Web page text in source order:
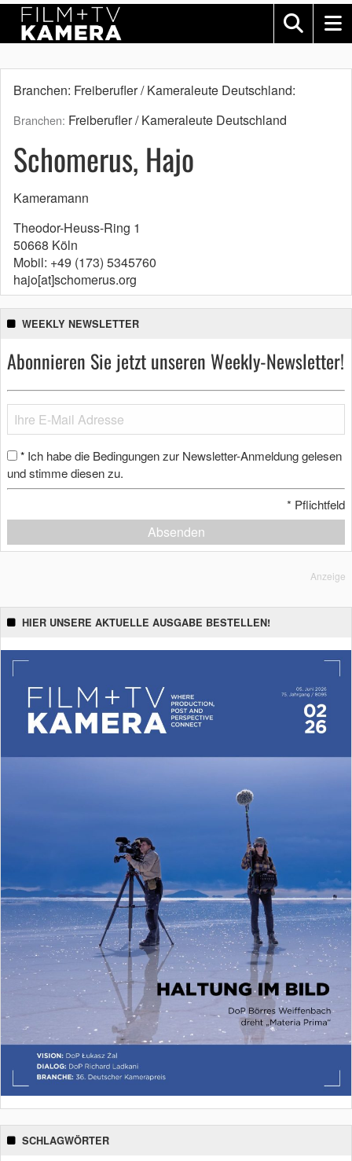
Branchen: Freiberufler / Kameraleute Deutschland:
Branchen: Freiberufler / Kameraleute Deutschland
Schomerus, Hajo
Kameramann
Theodor-Heuss-Ring 1
50668 Köln
Mobil: +49 (173) 5345760
hajo[at]schomerus.org
WEEKLY NEWSLETTER
Abonnieren Sie jetzt unseren Weekly-Newsletter!
* Ich habe die Bedingungen zur Newsletter-Anmeldung gelesen
und stimme diesen zu.
* Pflichtfeld
Absenden
Anzeige
HIER UNSERE AKTUELLE AUSGABE BESTELLEN!
SCHLAGWÖRTER